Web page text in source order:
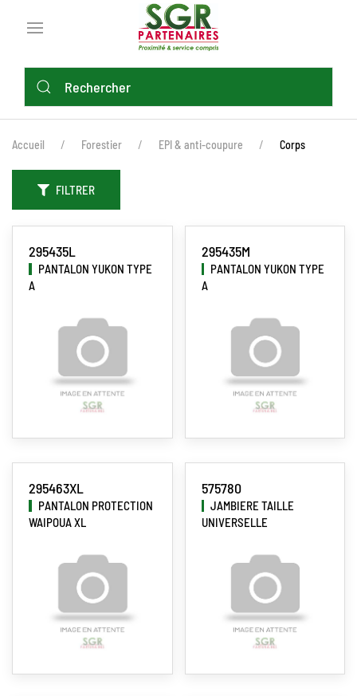
principal
FIL
D'ARIANE
Accueil Forestier EPI & anti-coupure Corps
FILTRER
295435L
PANTALON YUKON TYPE
A
295435M
PANTALON YUKON TYPE
A
295463XL
PANTALON PROTECTION
WAIPOUA XL
575780
JAMBIERE TAILLE
UNIVERSELLE